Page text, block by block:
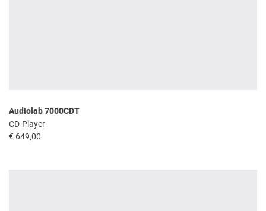
Audiolab 7000CDT
CD-Player
€ 649,00